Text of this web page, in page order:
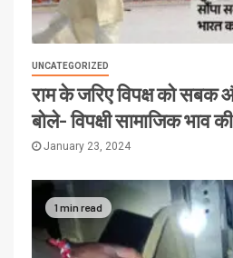
UNCATEGORIZED
राम के जरिए विपक्ष को
बोले- विपक्षी सामाजिक भाव
January 23, 2024
1 min read